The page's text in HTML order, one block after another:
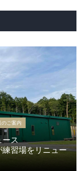
ご案内
ス
習場をリニュー